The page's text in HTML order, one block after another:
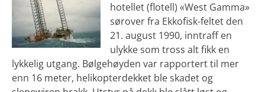
hotellet (flotell) «West Gamma»
sørover fra Ekkofisk-feltet den
21. august 1990, inntraff en
ulykke som tross alt fikk en
lykkelig utgang. Bølgehøyden var rapportert til mer
enn 16 meter, helikopterdekket ble skadet og